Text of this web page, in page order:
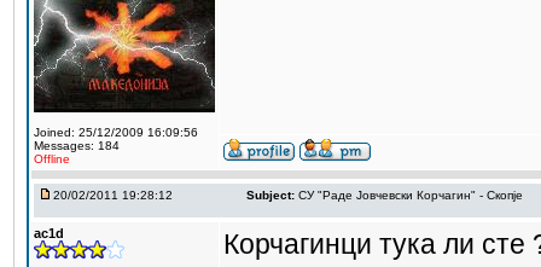
Joined: 25/12/2009 16:09:56
Messages: 184
Offline
20/02/2011 19:28:12 Subject: СУ "Раде Јовчевски Корчагин" - Скопје
ac1d Корчагинци тука ли сте